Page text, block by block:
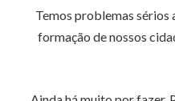
Temos problemas sérios
formação de nossos